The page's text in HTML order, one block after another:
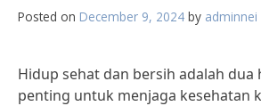
Posted on December 9, 2024 by adminnei
Hidup sehat dan bersih adalah dua
penting untuk menjaga kesehatan